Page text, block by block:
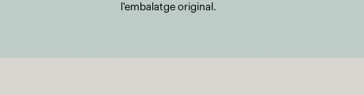
l'embalatge original.